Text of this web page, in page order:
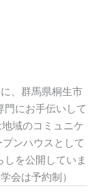
、群馬県桐生市
門にお手伝いして
域のコミュニケ
ンハウスとして
を公開していま
会は予約制）